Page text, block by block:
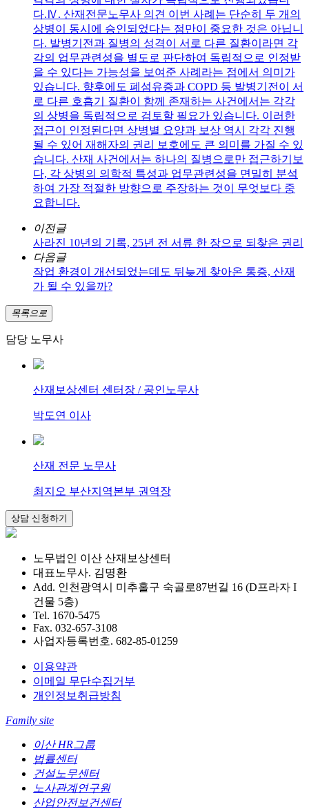
다.Ⅳ. 산재전문노무사 의견 이번 사례는 단순히 두 개의
상병이 동시에 승인되었다는 점만이 중요한 것은 아닙니
다. 발병기전과 질병의 성격이 서로 다른 질환이라면 각
각의 업무관련성을 별도로 판단하여 독립적으로 인정받
을 수 있다는 가능성을 보여준 사례라는 점에서 의미가
있습니다. 향후에도 폐섬유증과 COPD 등 발병기전이 서
로 다른 호흡기 질환이 함께 존재하는 사건에서는 각각
의 상병을 독립적으로 검토할 필요가 있습니다. 이러한
접근이 인정된다면 상병별 요양과 보상 역시 각각 진행
될 수 있어 재해자의 권리 보호에도 큰 의미를 가질 수 있
습니다. 산재 사건에서는 하나의 질병으로만 접근하기보
다, 각 상병의 의학적 특성과 업무관련성을 면밀히 분석
하여 가장 적절한 방향으로 주장하는 것이 무엇보다 중
요합니다.
이전글
사라진 10년의 기록, 25년 전 서류 한 장으로 되찾은 권리
다음글
작업 환경이 개선되었는데도 뒤늦게 찾아온 통증, 산재
가 될 수 있을까?
목록으로
담당 노무사
산재보상센터 센터장 / 공인노무사
박도연 이사
산재 전문 노무사
최지오 부산지역본부 권역장
노무법인 이산 산재보상센터
대표노무사. 김명환
Add. 인천광역시 미추홀구 숙골로87번길 16 (D프라자 I
건물 5층)
Tel. 1670-5475
Fax. 032-657-3108
사업자등록번호. 682-85-01259
이용약관
이메일 무단수집거부
개인정보취급방침
Family site
이산 HR그룹
법률센터
건설노무센터
노사관계연구원
산업안전보건센터